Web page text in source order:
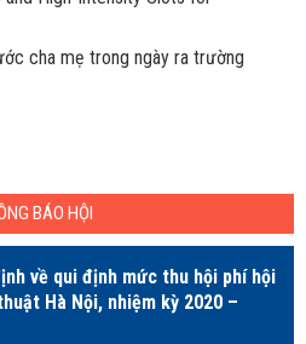
cha mẹ trong ngày ra trường
BÁO HỘI
về qui định mức thu hội phí hội
Hà Nội, nhiệm kỳ 2020 –